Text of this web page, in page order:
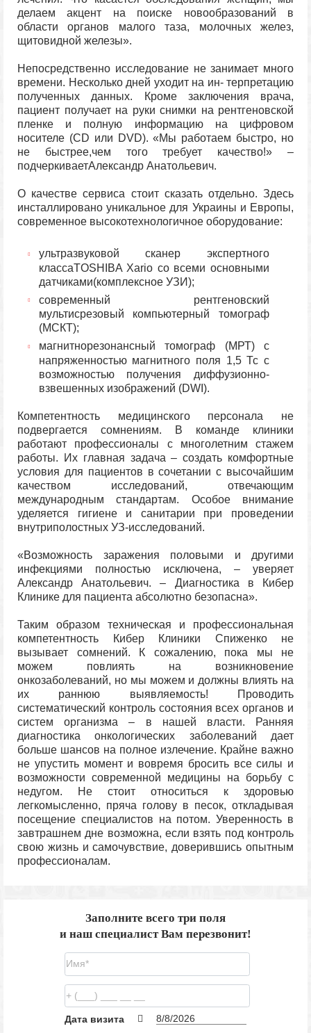
делаем акцент на поиске новообразований в
области органов малого таза, молочных желез,
щитовидной железы».
Непосредственно исследование не занимает много
времени. Несколько дней уходит на ин- терпретацию
полученных данных. Кроме заключения врача,
пациент получает на руки снимки на рентгеновской
пленке и полную информацию на цифровом
носителе (CD или DVD). «Мы работаем быстро, но
не быстрее,чем того требует качество!» –
подчеркиваетАлександр Анатольевич.
О качестве сервиса стоит сказать отдельно. Здесь
инсталлировано уникальное для Украины и Европы,
современное высокотехнологичное оборудование:
ультразвуковой сканер экспертного
классаTOSHIBA Xario со всеми основными
датчиками(комплексное УЗИ);
современный рентгеновский
мультисрезовый компьютерный томограф
(МСКТ);
магнитнорезонансный томограф (МРТ) с
напряженностью магнитного поля 1,5 Тс с
возможностью получения диффузионно-
взвешенных изображений (DWI).
Компетентность медицинского персонала не
подвергается сомнениям. В команде клиники
работают профессионалы с многолетним стажем
работы. Их главная задача – создать комфортные
условия для пациентов в сочетании с высочайшим
качеством исследований, отвечающим
международным стандартам. Особое внимание
уделяется гигиене и санитарии при проведении
внутриполостных УЗ-исследований.
«Возможность заражения половыми и другими
инфекциями полностью исключена, – уверяет
Александр Анатольевич. – Диагностика в Кибер
Клинике для пациента абсолютно безопасна».
Таким образом техническая и профессиональная
компетентность Кибер Клиники Спиженко не
вызывает сомнений. К сожалению, пока мы не
можем повлиять на возникновение
онкозаболеваний, но мы можем и должны влиять на
их раннюю выявляемость! Проводить
систематический контроль состояния всех органов и
систем организма – в нашей власти. Ранняя
диагностика онкологических заболеваний дает
больше шансов на полное излечение. Крайне важно
не упустить момент и вовремя бросить все силы и
возможности современной медицины на борьбу с
недугом. Не стоит относиться к здоровью
легкомысленно, пряча голову в песок, откладывая
посещение специалистов на потом. Уверенность в
завтрашнем дне возможна, если взять под контроль
свою жизнь и самочувствие, доверившись опытным
профессионалам.
Заполните всего три поля
и наш специалист Вам перезвонит!
Дата визита